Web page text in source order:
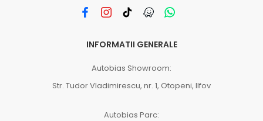
INFORMATII GENERALE
Autobias Showroom:
Str. Tudor Vladimirescu, nr. 1, Otopeni, Ilfov
Autobias Parc: